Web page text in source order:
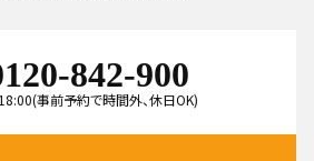
842-900
事前予約で時間外、休日OK)